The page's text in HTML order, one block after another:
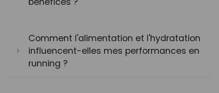
Comment l'alimentation et l'hydratation
influencent-elles mes performances en
running ?